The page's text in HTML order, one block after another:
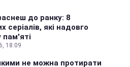
до ранку: 8
серіалів, які надовго
пам'яті
18:09
не можна протирати